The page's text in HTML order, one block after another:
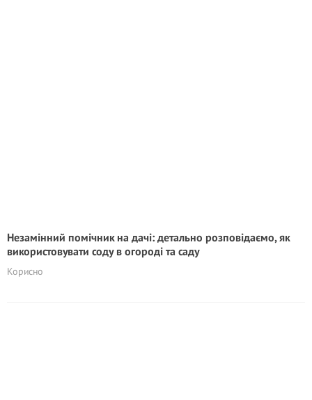
Незамінний помічник на дачі: детально розповідаємо, як
використовувати соду в огороді та саду
Корисно